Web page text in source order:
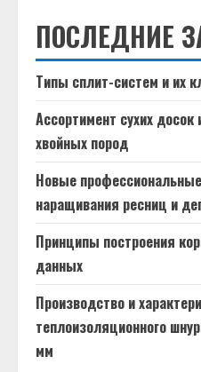
ПОСЛЕДНИЕ
Типы сплит-систем и их
Ассортимент сухих
хвойных пород
Новые
наращивания ресниц и
Принципы построения
данных
Производство и
теплоизоляционного
мм